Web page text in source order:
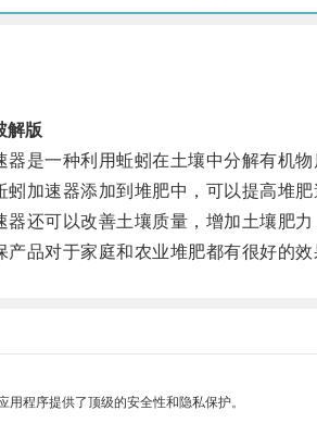
解版
一种利用蚯蚓在土壤中分解有机物
速器添加到堆肥中，可以提高堆肥
可以改善土壤质量，增加土壤肥力
对于家庭和农业堆肥都有很好的效
用程序提供了顶级的安全性和隐私保护。